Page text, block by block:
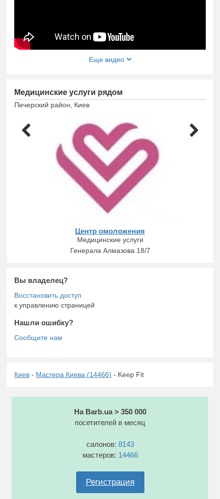
Еще видео
Медицинские услуги рядом
Печерский район, Киев
Центр омоложения
Медицинские услуги
Генерала Алмазова 18/7
Вы владелец?
к управлению страницей
Нашли ошибку?
Киев - Мастера Киева (14466) - Keep Fit
На Barb.ua > 350 000
посетителей в месяц
салонов: 8143
мастеров: 14466
Регистрация